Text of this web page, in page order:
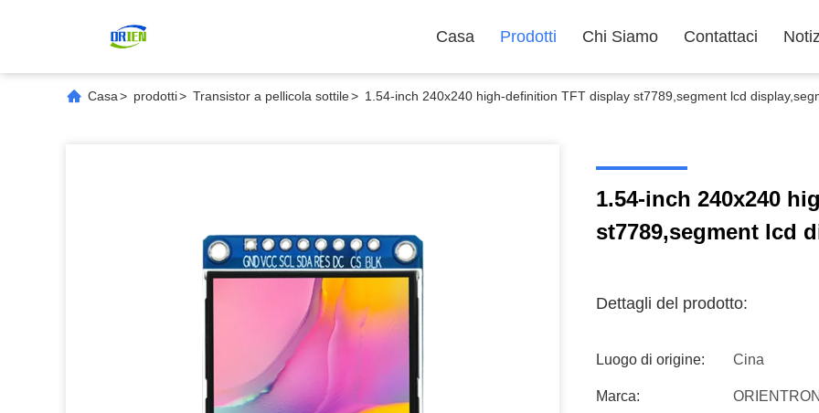
Casa Prodotti Chi Siamo Contattaci
Casa> prodotti> Transistor a pellicola sottile> 1.54-inch 240x240 high-definition TFT display st7789,segment lcd
1.54-inch 240x240
st7789,segment lcd
Dettagli del prodotto:
Luogo di origine: Cina
Marca: